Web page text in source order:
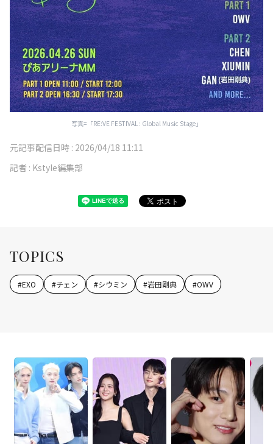
写真=「RE:VE FESTIVAL : Global Music Stage」
元記事配信日時 : 2026/04/18 11:11
記者 : Kstyle編集部
TOPICS
#EXO #チェン #シウミン #岩田剛典 #OWV